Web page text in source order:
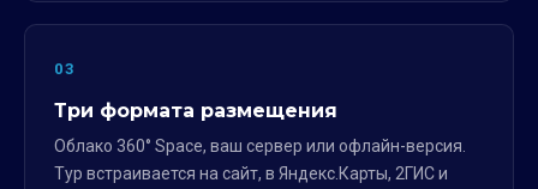
03
Три формата размещения
Облако 360° Space, ваш сервер или офлайн-версия.
Тур встраивается на сайт, в Яндекс.Карты, 2ГИС и